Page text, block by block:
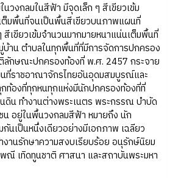
กลมในสีฟ้า มีจุดเล็ก ๆ สีเขียวเข้ม
ต็มพื้นที่จนเป็นพื้นสีเขียวบนภาพแผนที่
สีเขียวเข้มจำนวนมากมายหนาแน่นเต็มพื้นที่
บ้าน ตำบลในทุกพื้นที่ที่มีการจัดการปกครอง
กษณะปกครองท้องที่ พ.ศ. 2457 กระจาย
ที่ราชอาณาจักรไทยอันอุดมสมบูรณ์และ
ท้องที่ทุกหนทุกแห่งมีนักปกครองท้องที่ที่
น ทำงานต่างพระเนตร พระกรรณ บำบัด
น อยู่ในพื้นวงกลมสีฟ้า หมายถึง นัก
นเป็นหนึ่งเดียวอย่างมีเอกภาพ เฉลียว
งานรักษาความสงบเรียบร้อย อนุรักษ์นิยม
ณี เทิดทูนชาติ ศาสนา และสถาบันพระมหา